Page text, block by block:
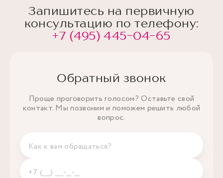
Запишитесь на первичную
консультацию по телефону:
+7 (495) 445-04-65
Обратный звонок
Проще проговорить голосом? Оставьте свой
контакт. Мы позвоним и поможем решить любой
вопрос.